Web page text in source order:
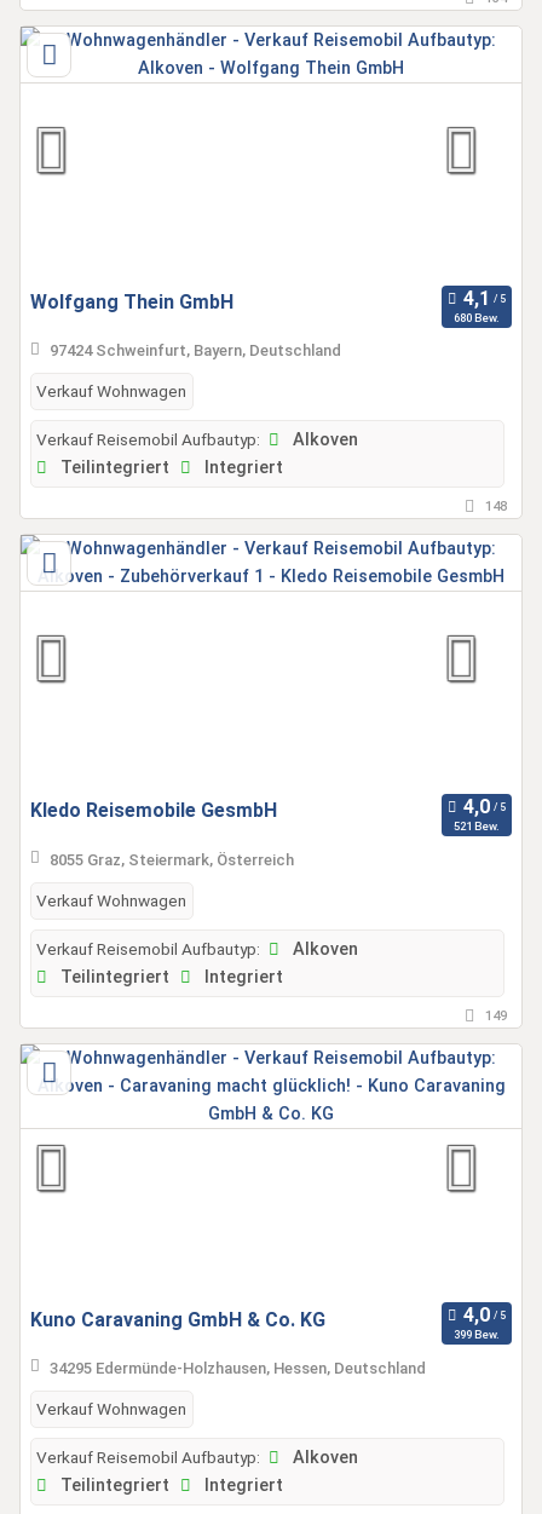
Wolfgang Thein GmbH
680 Bew.
97424 Schweinfurt, Bayern, Deutschland
Verkauf Wohnwagen
Verkauf Reisemobil Aufbautyp:
Alkoven
Teilintegriert
Integriert
148
Kledo Reisemobile GesmbH
521 Bew.
8055 Graz, Steiermark, Österreich
Verkauf Wohnwagen
Verkauf Reisemobil Aufbautyp:
Alkoven
Teilintegriert
Integriert
149
Kuno Caravaning GmbH & Co. KG
399 Bew.
34295 Edermünde-Holzhausen, Hessen, Deutschland
Verkauf Wohnwagen
Verkauf Reisemobil Aufbautyp:
Alkoven
Teilintegriert
Integriert